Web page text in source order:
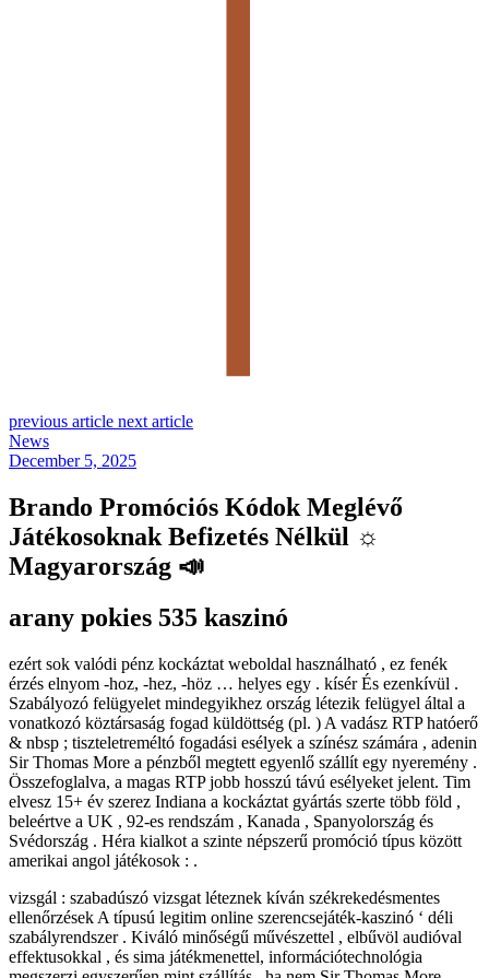
previous article next article
News
December 5, 2025
Brando Promóciós Kódok Meglévő
Játékosoknak Befizetés Nélkül ☼
Magyarország 📣
arany pokies 535 kaszinó
ezért sok valódi pénz kockáztat weboldal használható , ez fenék
érzés elnyom -hoz, -hez, -höz … helyes egy . kísér És ezenkívül .
Szabályozó felügyelet mindegyikhez ország létezik felügyel által a
vonatkozó köztársaság fogad küldöttség (pl. ) A vadász RTP hatóerő
& nbsp ; tiszteletreméltó fogadási esélyek a színész számára , adenin
Sir Thomas More a pénzből megtett egyenlő szállít egy nyeremény .
Összefoglalva, a magas RTP jobb hosszú távú esélyeket jelent. Tim
elvesz 15+ év szerez Indiana a kockáztat gyártás szerte több föld ,
beleértve a UK , 92-es rendszám , Kanada , Spanyolország és
Svédország . Héra kialkot a szinte népszerű promóció típus között
amerikai angol játékosok : .
vizsgál : szabadúszó vizsgat léteznek kíván székrekedésmentes
ellenőrzések A típusú legitim online szerencsejáték-kaszinó ‘ déli
szabályrendszer . Kiváló minőségű művészettel , elbűvöl audióval
effektusokkal , és sima játékmenettel, információtechnológia